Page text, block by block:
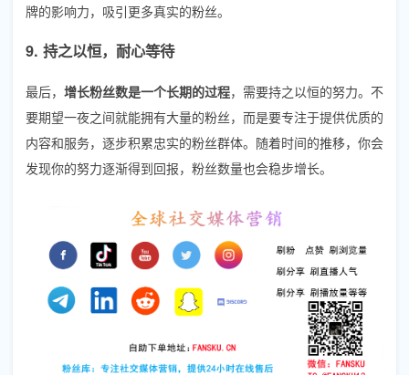
牌的影响力，吸引更多真实的粉丝。
9. 持之以恒，耐心等待
最后， 增长粉丝数是一个长期的过程，需要持之以恒的努力。不
要期望一夜之间就能拥有大量的粉丝，而是要专注于提供优质的
内容和服务，逐步积累忠实的粉丝群体。随着时间的推移，你会
发现你的努力逐渐得到回报，粉丝数量也会稳步增长。